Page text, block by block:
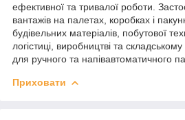
ефективної та тривалої роботи.
вантажів на палетах, коробках і
будівельних матеріалів, побутової
логістиці, виробництві та
для ручного та напівавтоматичного
Приховати